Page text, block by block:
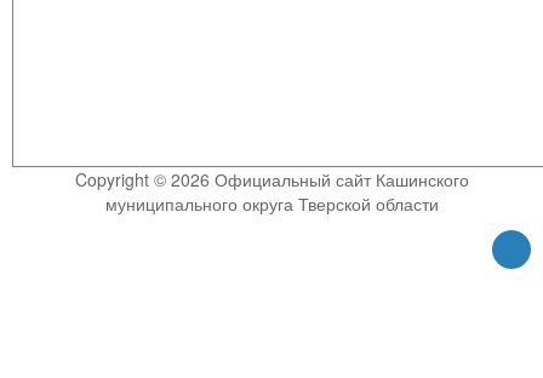
Copyright © 2026 Официальный сайт Кашинского
муниципального округа Тверской области